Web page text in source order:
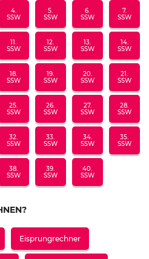
4.
SSW
5.
SSW
6.
SSW
7.
SSW
11.
SSW
12.
SSW
13.
SSW
14.
SSW
18.
SSW
19.
SSW
20.
SSW
21.
SSW
25.
SSW
26.
SSW
27.
SSW
28.
SSW
32.
SSW
33.
SSW
34.
SSW
35.
SSW
38.
SSW
39.
SSW
40.
SSW
Eisprungrechner